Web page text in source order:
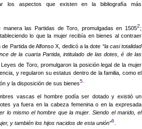
los aspectos que existen en la bibliografía más
las Partidas de Toro, promulgadas en 15052;
lo que la mujer recibía en bienes al contraer
de Partida de Alfonso X, dedicó a la dote “la casi totalidad
de la cuarta Partida, intitulado de las dotes, é de las
Leyes de Toro, promulgaron la posición legal de la mujer
y regularon su estatus dentro de la familia, como el
y la disposición de sus bienes5.
vascasel hombre podía ser dotado y existió un
ya fuera en la cabeza femenina o en la expresada
lo mismo el hombre que la mujer. Siendo el marido, el
y también los hijos nacidos de esta unión”6